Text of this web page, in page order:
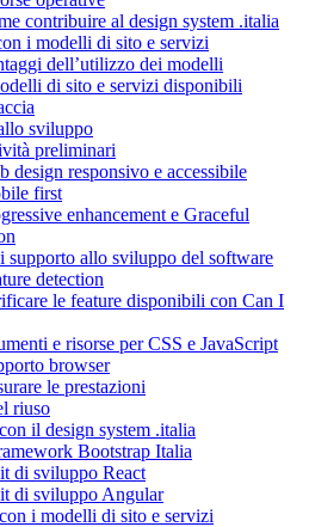
contribuire al design system .italia
i modelli di sito e servizi
dell’utilizzo dei modelli
di sito e servizi disponibili
sviluppo
preliminari
design responsivo e accessibile
first
enhancement e Graceful
supporto allo sviluppo del software
detection
le feature disponibili con Can I
e risorse per CSS e JavaScript
browser
le prestazioni
riuso
il design system .italia
Bootstrap Italia
di sviluppo React
di sviluppo Angular
i modelli di sito e servizi